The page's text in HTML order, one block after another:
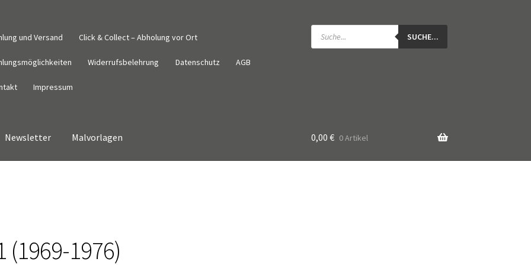
und Versand Click & Collect – Abholung vor Ort
Widerrufsbelehrung Datenschutz AGB
Impressum
Products
search SUCHE...
Newsletter Malvorlagen 0,00 € 0 Artikel
(1969-1976)